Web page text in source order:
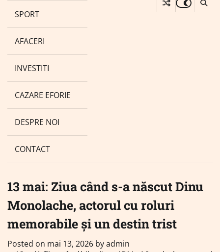
SPORT
AFACERI
INVESTITI
CAZARE EFORIE
DESPRE NOI
CONTACT
13 mai: Ziua când s-a născut Dinu
Monolache, actorul cu roluri
memorabile și un destin trist
Posted on mai 13, 2026 byadmin